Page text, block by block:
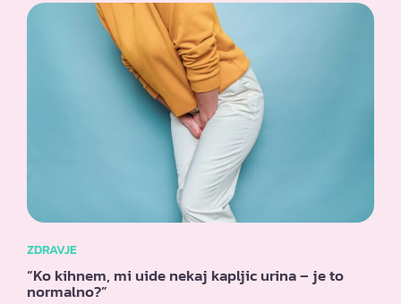
ZDRAVJE
“Ko kihnem, mi uide nekaj kapljic urina – je to
normalno?”